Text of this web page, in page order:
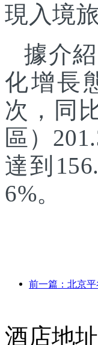
現入境
據介
化增長
次，同
區）
達到
6%。
酒店地